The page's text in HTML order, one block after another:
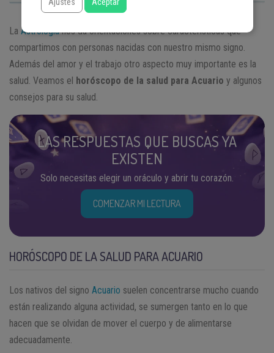
La Astrologíanos da orientaciones sobre características que
compartimos con personas nacidas con nuestro mismo signo.
Además del amor y el trabajo otro aspecto muy importante es la
salud. Veamos el horóscopo de la salud para Acuario y algunos
consejos para su salud.
LAS RESPUESTAS QUE BUSCAS YA
EXISTEN
Solo necesitas elegir un oráculo y abrir tu corazón.
COMENZAR MI LECTURA
HORÓSCOPO DE LA SALUD PARA ACUARIO
Los nativos del signo Acuario suelen concentrarse mucho cuando
están realizando alguna actividad, se sumergen tanto en lo que
hacen que se olvidan de mover el cuerpo y de alimentarse
adecuadamente.